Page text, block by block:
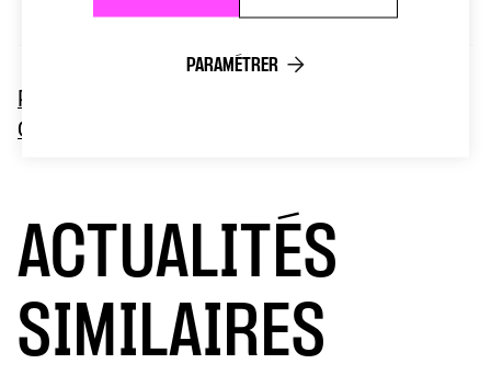
Programme Festival Tous en Scène à la
Concorde
ACTUALITÉS
SIMILAIRES
PARAMÉTRER